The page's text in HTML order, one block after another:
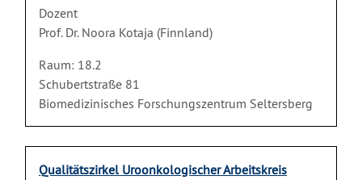
Dozent
Prof. Dr. Noora Kotaja (Finnland)
Raum: 18.2
Schubertstraße 81
Biomedizinisches Forschungszentrum Seltersberg
Qualitätszirkel Uroonkologischer Arbeitskreis